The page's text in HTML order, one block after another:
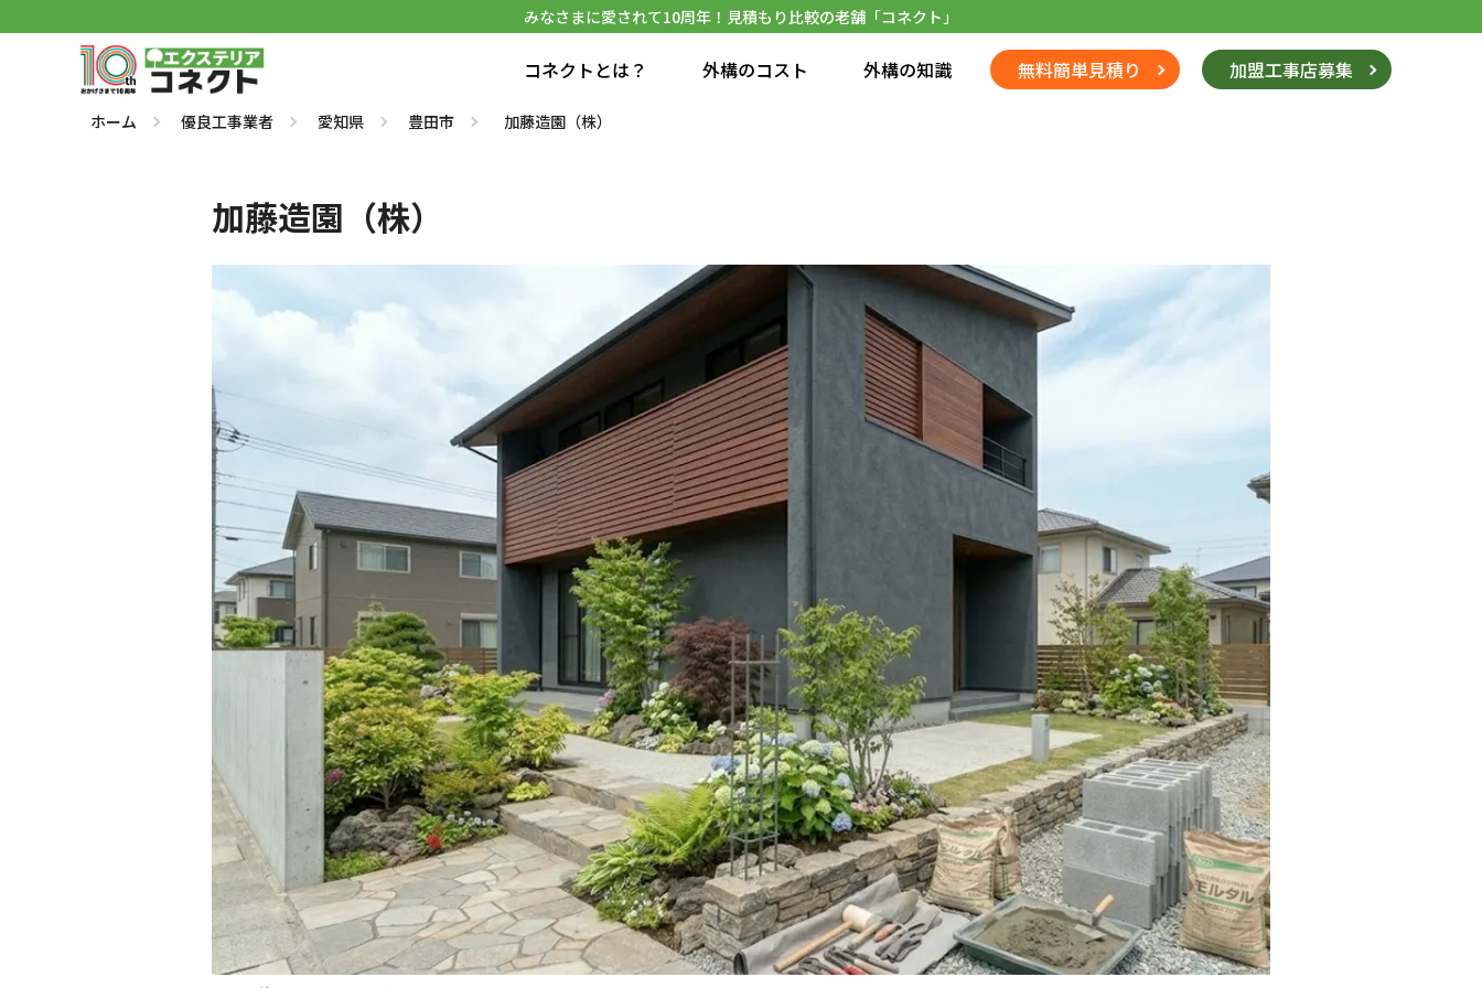
みなさまに愛されて10周年！見積もり比較の老舗「コネクト」
コネクトとは？ 外構のコスト 外構の知識 無料簡単見積り 加盟工事店募集
ホーム 優良工事業者 愛知県 豊田市 加藤造園（株）
加藤造園（株）